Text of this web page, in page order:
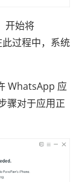
开始将
过程中，系统
WhatsApp 应
骤对于应用正